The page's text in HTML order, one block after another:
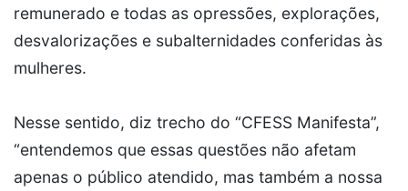
remunerado e todas as opressões, explorações,
desvalorizações e subalternidades conferidas às
mulheres.
Nesse sentido, diz trecho do “CFESS Manifesta”,
“entendemos que essas questões não afetam
apenas o público atendido, mas também a nossa